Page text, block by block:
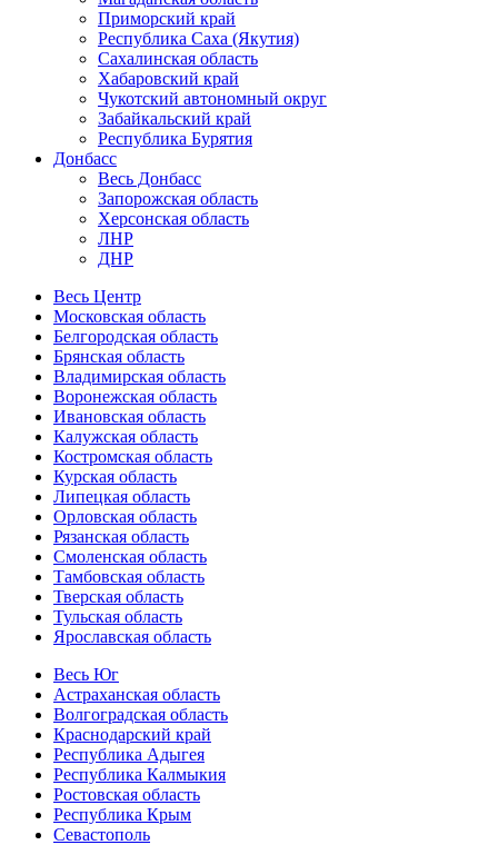
Приморский край
Республика Саха (Якутия)
Сахалинская область
Хабаровский край
Чукотский автономный округ
Забайкальский край
Республика Бурятия
Донбасс
Весь Донбасс
Запорожская область
Херсонская область
ЛНР
ДНР
Весь Центр
Московская область
Белгородская область
Брянская область
Владимирская область
Воронежская область
Ивановская область
Калужская область
Костромская область
Курская область
Липецкая область
Орловская область
Рязанская область
Смоленская область
Тамбовская область
Тверская область
Тульская область
Ярославская область
Весь Юг
Астраханская область
Волгоградская область
Краснодарский край
Республика Адыгея
Республика Калмыкия
Ростовская область
Республика Крым
Севастополь